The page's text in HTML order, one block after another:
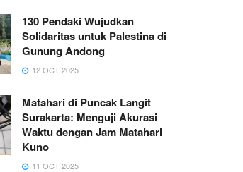
130 Pendaki Wujudkan
Solidaritas untuk Palestina di
Gunung Andong
12 OCT 2025
Matahari di Puncak Langit
Surakarta: Menguji Akurasi
Waktu dengan Jam Matahari
Kuno
11 OCT 2025